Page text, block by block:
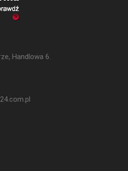
Handlowa 6.